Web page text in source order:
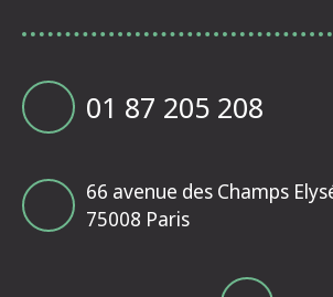
01 87 205 208
66 avenue des Champs
75008 Paris